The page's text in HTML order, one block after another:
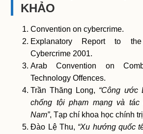
KHẢO
Convention on cybercrime.
Explanatory Report to
Cybercrime 2001.
Arab Convention on
Technology Offences.
Trần Thăng Long, “Công ước
chống tội phạm mạng và
Nam”, Tạp chí khoa học chính
Đào Lệ Thu, “Xu hướng quốc